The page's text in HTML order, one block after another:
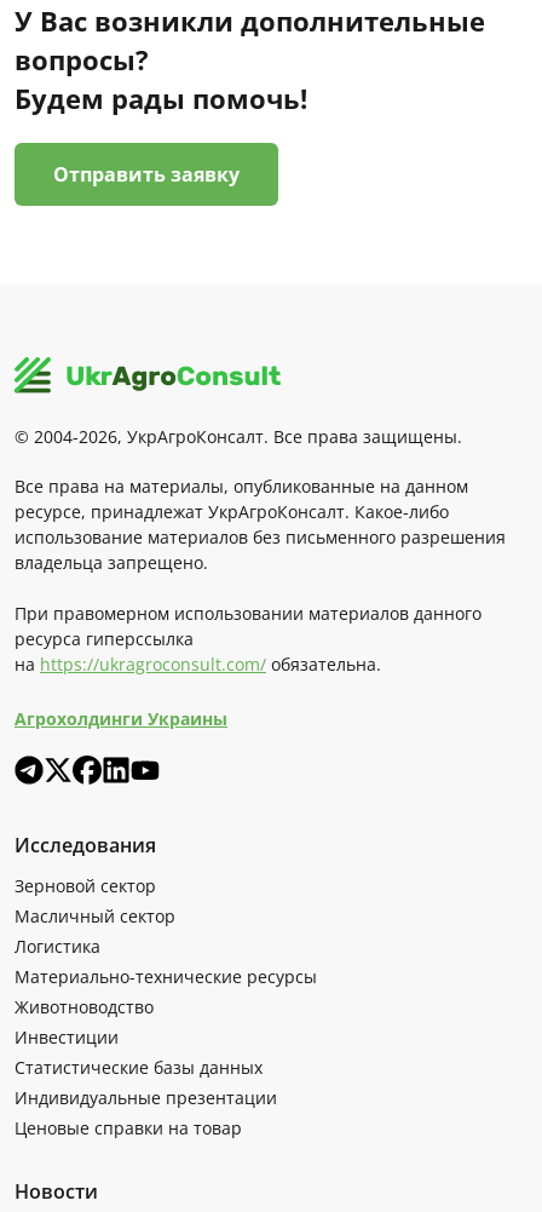
У Вас возникли дополнительные
вопросы?
Будем рады помочь!
Отправить заявку
© 2004-2026, УкрАгроКонсалт. Все права защищены.
Все права на материалы, опубликованные на данном
ресурсе, принадлежат УкрАгроКонсалт. Какое-либо
использование материалов без письменного разрешения
владельца запрещено.
При правомерном использовании материалов данного
ресурса гиперссылка
на https://ukragroconsult.com/ обязательна.
Агрохолдинги Украины
Исследования
Зерновой сектор
Масличный сектор
Логистика
Материально-технические ресурсы
Животноводство
Инвестиции
Статистические базы данных
Индивидуальные презентации
Ценовые справки на товар
Новости